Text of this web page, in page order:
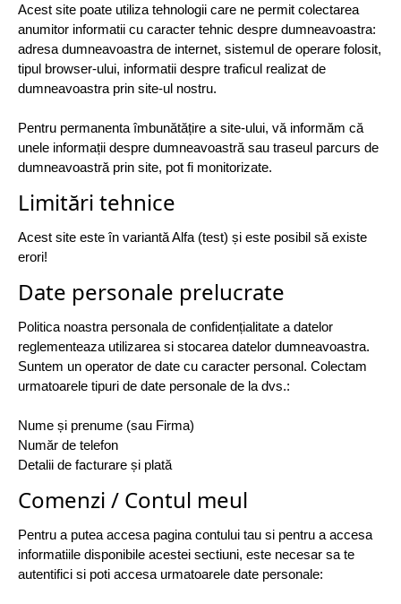
Acest site poate utiliza tehnologii care ne permit colectarea
anumitor informatii cu caracter tehnic despre dumneavoastra:
adresa dumneavoastra de internet, sistemul de operare folosit,
tipul browser-ului, informatii despre traficul realizat de
dumneavoastra prin site-ul nostru.
Pentru permanenta îmbunătățire a site-ului, vă informăm că
unele informații despre dumneavoastră sau traseul parcurs de
dumneavoastră prin site, pot fi monitorizate.
Limitări tehnice
Acest site este în variantă Alfa (test) și este posibil să existe
erori!
Date personale prelucrate
Politica noastra personala de confidențialitate a datelor
reglementeaza utilizarea si stocarea datelor dumneavoastra.
Suntem un operator de date cu caracter personal. Colectam
urmatoarele tipuri de date personale de la dvs.:
Nume și prenume (sau Firma)
Număr de telefon
Detalii de facturare și plată
Comenzi / Contul meul
Pentru a putea accesa pagina contului tau si pentru a accesa
informatiile disponibile acestei sectiuni, este necesar sa te
autentifici si poti accesa urmatoarele date personale: